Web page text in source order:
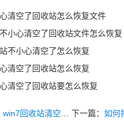
清空了回收站怎么恢复文件
小心清空了回收站文件怎么恢复
不小心清空了怎么恢复
清空了回收站怎么恢复
清空了回收站要怎么恢复
win7回收站清空的文件怎么找回来？3个方法，教你恢复！ 下一篇： 如何把回收站清